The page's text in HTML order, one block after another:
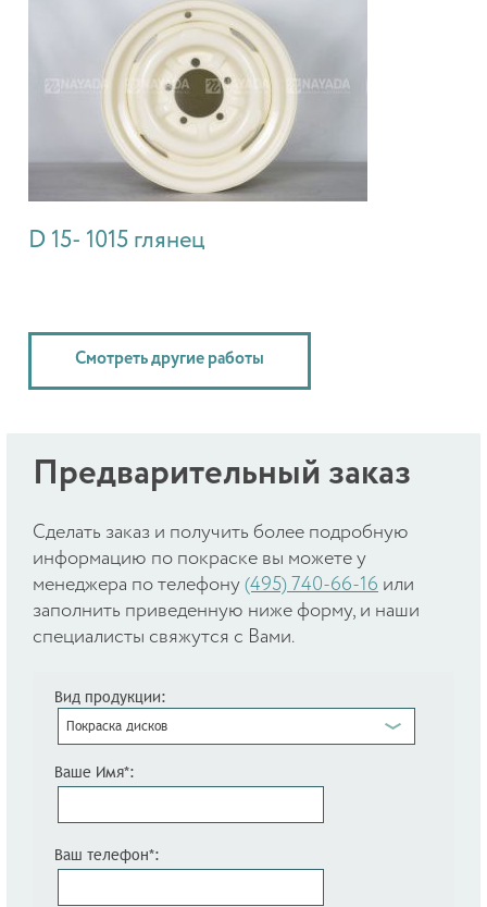
D 15- 1015 глянец
Смотреть другие работы
Предварительный заказ
Cделать заказ и получить более подробную
информацию по покраске вы можете у
менеджера по телефону (495) 740-66-16 или
заполнить приведенную ниже форму, и наши
специалисты свяжутся с Вами.
Вид продукции:
Покраска дисков
Ваше Имя*:
Ваш телефон*: